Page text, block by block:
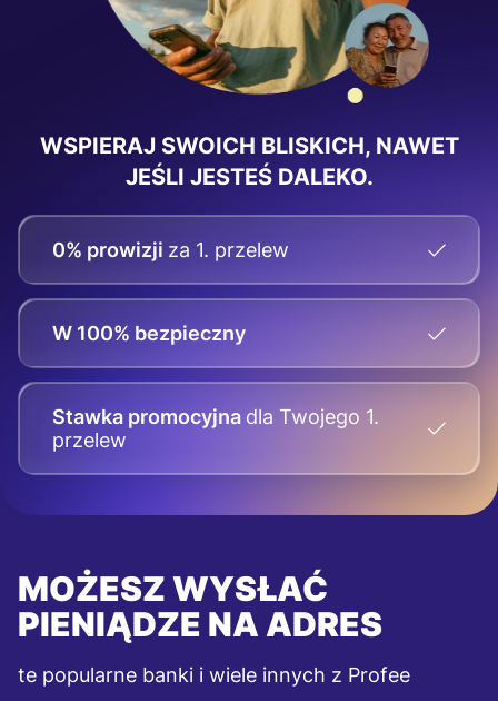
WSPIERAJ SWOICH BLISKICH, NAWET
JEŚLI JESTEŚ DALEKO.
0% prowizji za 1. przelew
W 100% bezpieczny
Stawka promocyjna dla Twojego 1.
przelew
MOŻESZ WYSŁAĆ
PIENIĄDZE NA ADRES
te popularne banki i wiele innych z Profee